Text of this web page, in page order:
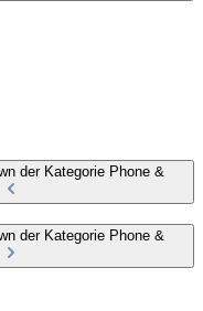
der Kategorie Phone &
der Kategorie Phone &